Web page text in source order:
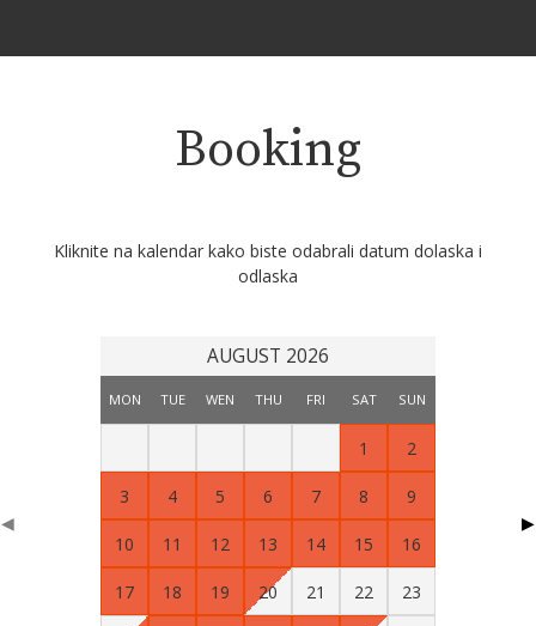
Booking
Kliknite na kalendar kako biste odabrali datum dolaska i
odlaska
AUGUST 2026
MON TUE WEN THU FRI SAT SUN
1 2
3 4 5 6 7 8 9
10 11 12 13 14 15 16
17 18 19 20 21 22 23
◀ ▶